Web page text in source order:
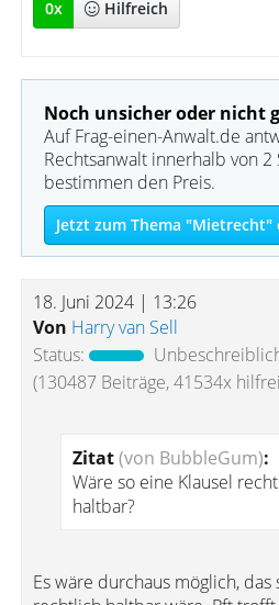
0x Hilfreich
Noch unsicher oder nicht
Auf Frag-einen-Anwalt.de
Rechtsanwalt innerhalb von 2
bestimmen den Preis.
Jetzt zum Thema
18. Juni 2024 | 13:26
Von Harry van Sell
Status:
(130487 Beiträge, 41534x
Zitat(von BubbleGum):
Wäre so eine Klausel
haltbar?
Es wäre durchaus möglich, das